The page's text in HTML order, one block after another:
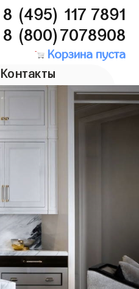
8 (495) 117 7891
8 (800)7078908
Корзина пуста
Контакты